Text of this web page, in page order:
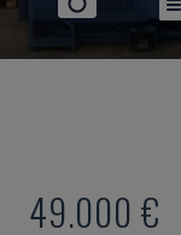
49.000 €